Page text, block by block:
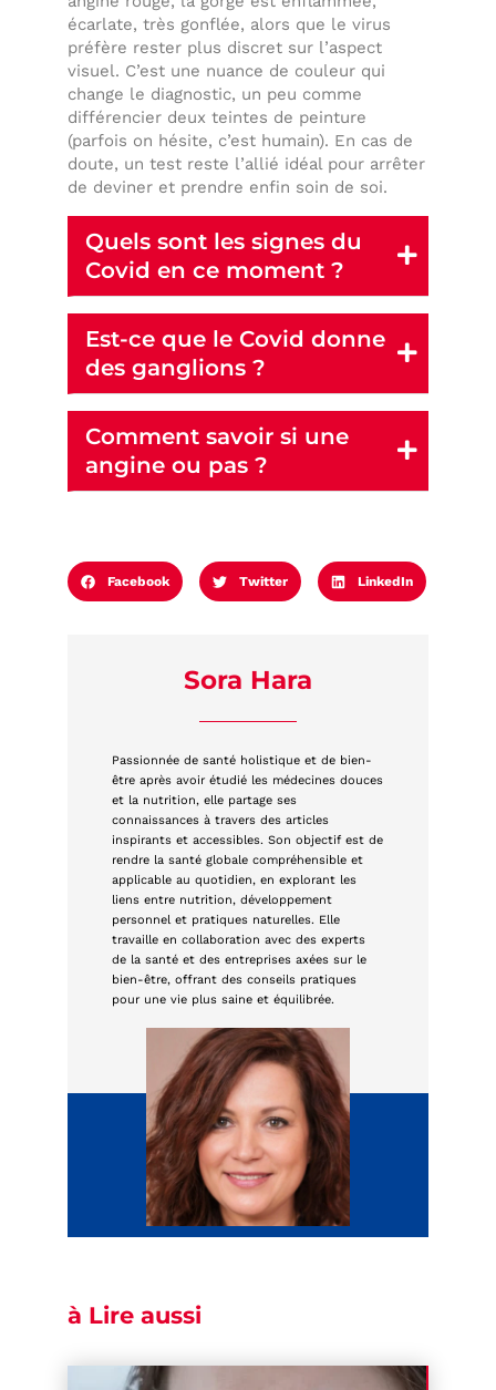
écarlate, très gonflée, alors que le virus
préfère rester plus discret sur l’aspect
visuel. C’est une nuance de couleur qui
change le diagnostic, un peu comme
différencier deux teintes de peinture
(parfois on hésite, c’est humain). En cas de
doute, un test reste l’allié idéal pour arrêter
de deviner et prendre enfin soin de soi.
Quels sont les signes du
Covid en ce moment ?
Est-ce que le Covid donne
des ganglions ?
Comment savoir si une
angine ou pas ?
Facebook Twitter LinkedIn
Sora Hara
Passionnée de santé holistique et de bien-
être après avoir étudié les médecines douces
et la nutrition, elle partage ses
connaissances à travers des articles
inspirants et accessibles. Son objectif est de
rendre la santé globale compréhensible et
applicable au quotidien, en explorant les
liens entre nutrition, développement
personnel et pratiques naturelles. Elle
travaille en collaboration avec des experts
de la santé et des entreprises axées sur le
bien-être, offrant des conseils pratiques
pour une vie plus saine et équilibrée.
à Lire aussi